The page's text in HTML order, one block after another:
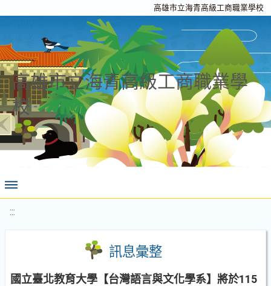
高雄市立海青高級工商職業學校
高雄市立海青高級工商職業學
校
:::
訊息彙整
國立臺北教育大學【台灣語言與文化學系】將於115